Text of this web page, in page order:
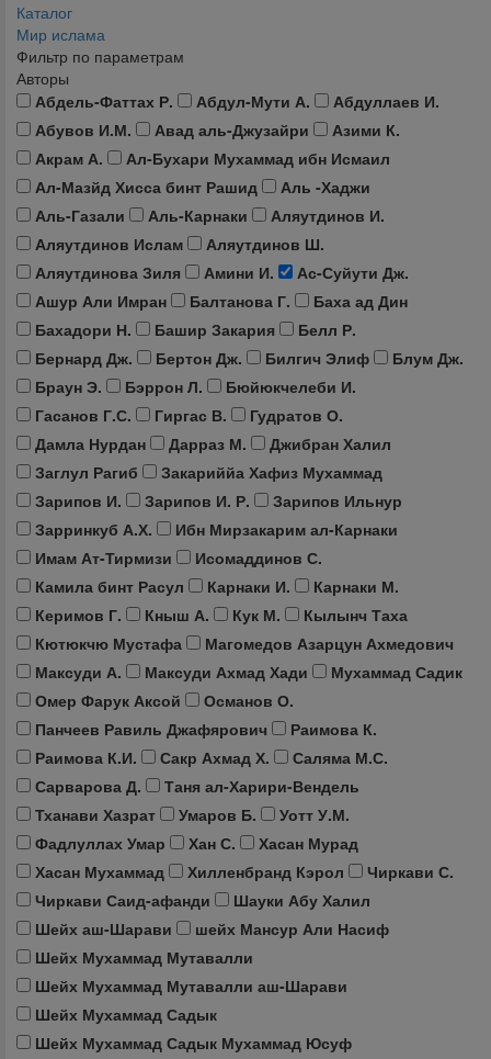
Каталог
Мир ислама
Фильтр по параметрам
Авторы
Абдель-Фаттах Р.
Абдул-Мути А.
Абдуллаев И.
Абувов И.М.
Авад аль-Джузайри
Азими К.
Акрам А.
Ал-Бухари Мухаммад ибн Исмаил
Ал-Мазйд Хисса бинт Рашид
Аль -Хаджи
Аль-Газали
Аль-Карнаки
Аляутдинов И.
Аляутдинов Ислам
Аляутдинов Ш.
Аляутдинова Зиля
Амини И.
Ас-Суйути Дж.
Ашур Али Имран
Балтанова Г.
Баха ад Дин
Бахадори Н.
Башир Закария
Белл Р.
Бернард Дж.
Бертон Дж. Билгич Элиф
Блум Дж.
Браун Э.
Бэррон Л.
Бюйюкчелеби И.
Гасанов Г.С.
Гиргас В.
Гудратов О.
Дамла Нурдан
Дарраз М.
Джибран Халил
Заглул Рагиб
Закариййа Хафиз Мухаммад
Зарипов И.
Зарипов И. Р.
Зарипов Ильнур
Зарринкуб А.Х.
Ибн Мирзакарим ал-Карнаки
Имам Ат-Тирмизи
Исомаддинов С.
Камила бинт Расул
Карнаки И.
Карнаки М.
Керимов Г.
Кныш А. Кук М.
Кылынч Таха
Кютюкчю Мустафа
Магомедов Азарцун Ахмедович
Максуди А.
Максуди Ахмад Хади
Мухаммад Садик
Омер Фарук Аксой
Османов О.
Панчеев Равиль Джафярович
Раимова К.
Раимова К.И.
Сакр Ахмад Х.
Саляма М.С.
Сарварова Д.
Таня ал-Харири-Вендель
Тханави Хазрат
Умаров Б.
Уотт У.М.
Фадлуллах Умар
Хан С.
Хасан Мурад
Хасан Мухаммад
Хилленбранд Кэрол
Чиркави С.
Чиркави Саид-афанди
Шауки Абу Халил
Шейх аш-Шарави
шейх Мансур Али Насиф
Шейх Мухаммад Мутавалли
Шейх Мухаммад Мутавалли аш-Шарави
Шейх Мухаммад Садык
Шейх Мухаммад Садык Мухаммад Юсуф